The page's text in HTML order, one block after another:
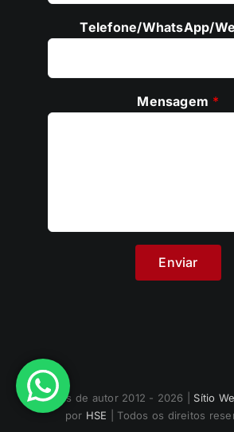
Telefone/WhatsApp/
Mensagem *
Direitos de autor 2012 - 2026 | Sítio
por HSE | Todos os direitos